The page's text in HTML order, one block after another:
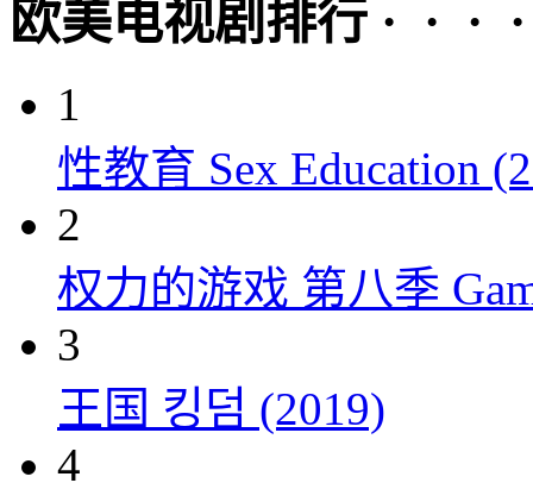
欧美电视剧排行 · · ·
1
性教育 Sex Education
2
权力的游戏 第八季
3
王国 킹덤 (2019)
4